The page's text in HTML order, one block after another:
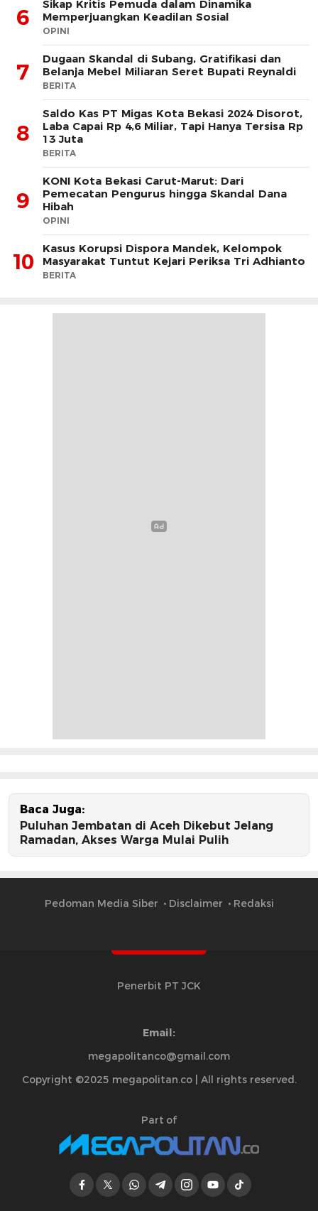
6
Sikap Kritis Pemuda dalam Dinamika
Memperjuangkan Keadilan Sosial
OPINI
7
Dugaan Skandal di Subang, Gratifikasi dan
Belanja Mebel Miliaran Seret Bupati Reynaldi
BERITA
8
Saldo Kas PT Migas Kota Bekasi 2024 Disorot,
Laba Capai Rp 4,6 Miliar, Tapi Hanya Tersisa Rp
13 Juta
BERITA
9
KONI Kota Bekasi Carut-Marut: Dari
Pemecatan Pengurus hingga Skandal Dana
Hibah
OPINI
10
Kasus Korupsi Dispora Mandek, Kelompok
Masyarakat Tuntut Kejari Periksa Tri Adhianto
BERITA
Baca Juga:
Puluhan Jembatan di Aceh Dikebut Jelang
Ramadan, Akses Warga Mulai Pulih
Pedoman Media Siber Disclaimer Redaksi
Penerbit PT JCK
Email:
megapolitanco@gmail.com
Copyright ©2025 megapolitan.co | All rights reserved.
Part of